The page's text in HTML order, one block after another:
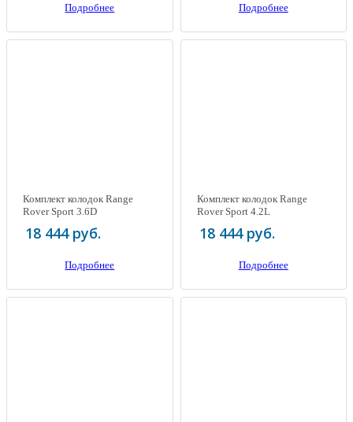
Подробнее Подробнее
Комплект колодок Range
Rover Sport 3.6D
18 444 руб.
Подробнее
Комплект колодок Range
Rover Sport 4.2L
18 444 руб.
Подробнее